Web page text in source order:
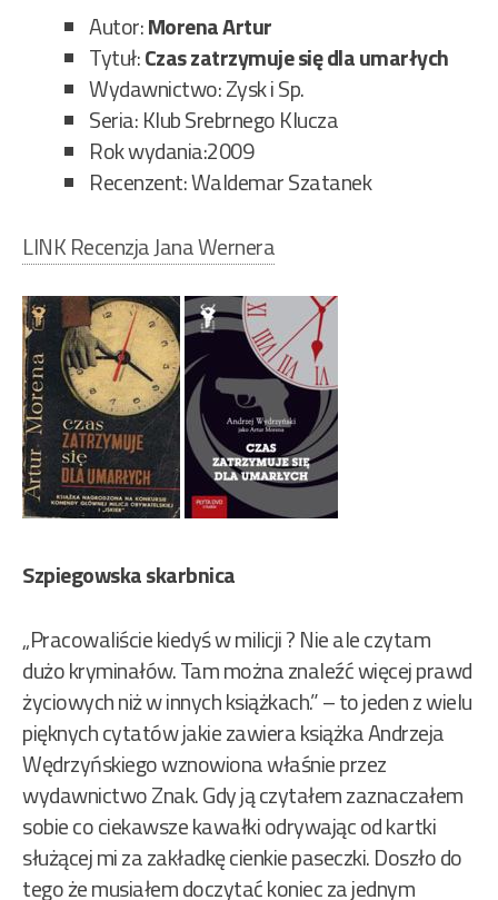
Autor:Morena Artur
Tytuł:Czas zatrzymuje się dla umarłych
Wydawnictwo: Zysk i Sp.
Seria: Klub Srebrnego Klucza
Rok wydania:2009
Recenzent: Waldemar Szatanek
LINK Recenzja Jana Wernera
Szpiegowska skarbnica
„Pracowaliście kiedyś w milicji ? Nie ale czytam
dużo kryminałów. Tam można znaleźć więcej prawd
życiowych niż w innych książkach.” – to jeden z wielu
pięknych cytatów jakie zawiera książka Andrzeja
Wędrzyńskiego wznowiona właśnie przez
wydawnictwo Znak. Gdy ją czytałem zaznaczałem
sobie co ciekawsze kawałki odrywając od kartki
służącej mi za zakładkę cienkie paseczki. Doszło do
tego że musiałem doczytać koniec za jednym